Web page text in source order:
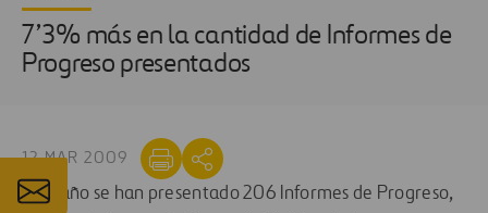
7’3% más en la cantidad de Informes de
Progreso presentados
12 MAR 2009
Este año se han presentado 206 Informes de Progreso,